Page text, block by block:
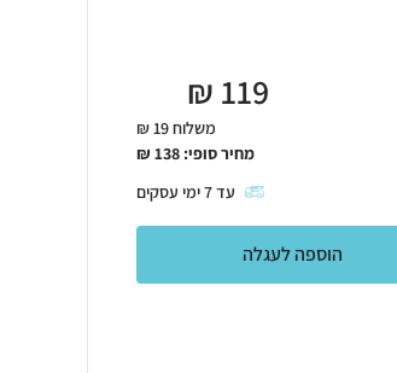
119
₪
משלוח 19 ₪
מחיר סופי: 138
₪
עד7ימי עסקים
הוספה לעגלה